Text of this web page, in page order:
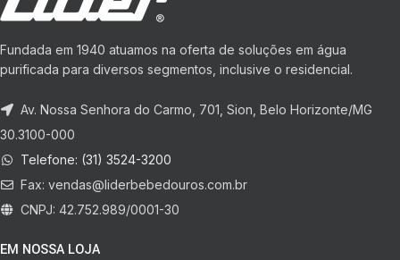
Fundada em 1940 atuamos na oferta de soluções em água
purificada para diversos segmentos, inclusive o residencial.
Av. Nossa Senhora do Carmo, 701, Sion, Belo Horizonte/MG
30.3100-000
Telefone: (31) 3524-3200
Fax: vendas@liderbebedouros.com.br
CNPJ: 42.752.989/0001-30
EM NOSSA LOJA